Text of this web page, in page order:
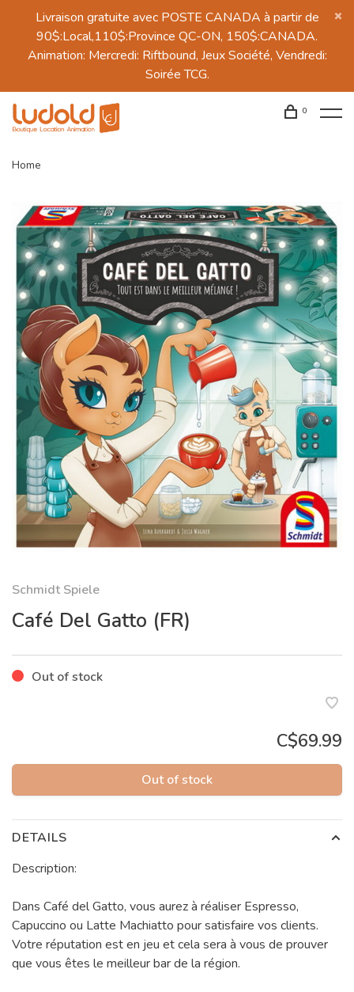
Livraison gratuite avec POSTE CANADA à partir de
90$:Local,110$:Province QC-ON, 150$:CANADA.
Animation: Mercredi: Riftbound, Jeux Société, Vendredi:
Soirée TCG.
0
Home
Schmidt Spiele
Café Del Gatto (FR)
Out of stock
C$69.99
Out of stock
DETAILS
Description:
Dans Café del Gatto, vous aurez à réaliser Espresso,
Capuccino ou Latte Machiatto pour satisfaire vos clients.
Votre réputation est en jeu et cela sera à vous de prouver
que vous êtes le meilleur bar de la région.